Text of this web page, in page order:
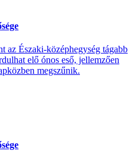
az Északi-középhegység tágabb
elő ónos eső, jellemzően
megszűnik.